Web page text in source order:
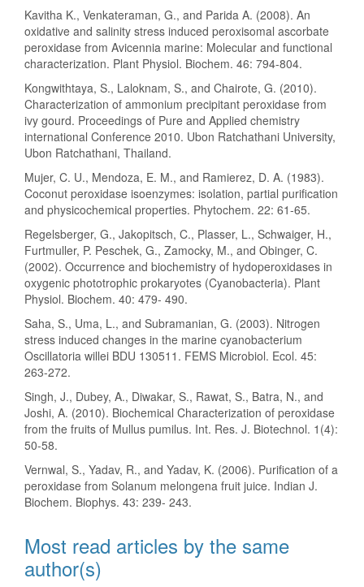
Kavitha K., Venkateraman, G., and Parida A. (2008). An
oxidative and salinity stress induced peroxisomal ascorbate
peroxidase from Avicennia marine: Molecular and functional
characterization. Plant Physiol. Biochem. 46: 794-804.
Kongwithtaya, S., Laloknam, S., and Chairote, G. (2010).
Characterization of ammonium precipitant peroxidase from
ivy gourd. Proceedings of Pure and Applied chemistry
international Conference 2010. Ubon Ratchathani University,
Ubon Ratchathani, Thailand.
Mujer, C. U., Mendoza, E. M., and Ramierez, D. A. (1983).
Coconut peroxidase isoenzymes: isolation, partial purification
and physicochemical properties. Phytochem. 22: 61-65.
Regelsberger, G., Jakopitsch, C., Plasser, L., Schwaiger, H.,
Furtmuller, P. Peschek, G., Zamocky, M., and Obinger, C.
(2002). Occurrence and biochemistry of hydoperoxidases in
oxygenic phototrophic prokaryotes (Cyanobacteria). Plant
Physiol. Biochem. 40: 479- 490.
Saha, S., Uma, L., and Subramanian, G. (2003). Nitrogen
stress induced changes in the marine cyanobacterium
Oscillatoria willei BDU 130511. FEMS Microbiol. Ecol. 45:
263-272.
Singh, J., Dubey, A., Diwakar, S., Rawat, S., Batra, N., and
Joshi, A. (2010). Biochemical Characterization of peroxidase
from the fruits of Mullus pumilus. Int. Res. J. Biotechnol. 1(4):
50-58.
Vernwal, S., Yadav, R., and Yadav, K. (2006). Purification of a
peroxidase from Solanum melongena fruit juice. Indian J.
Biochem. Biophys. 43: 239- 243.
Most read articles by the same
author(s)